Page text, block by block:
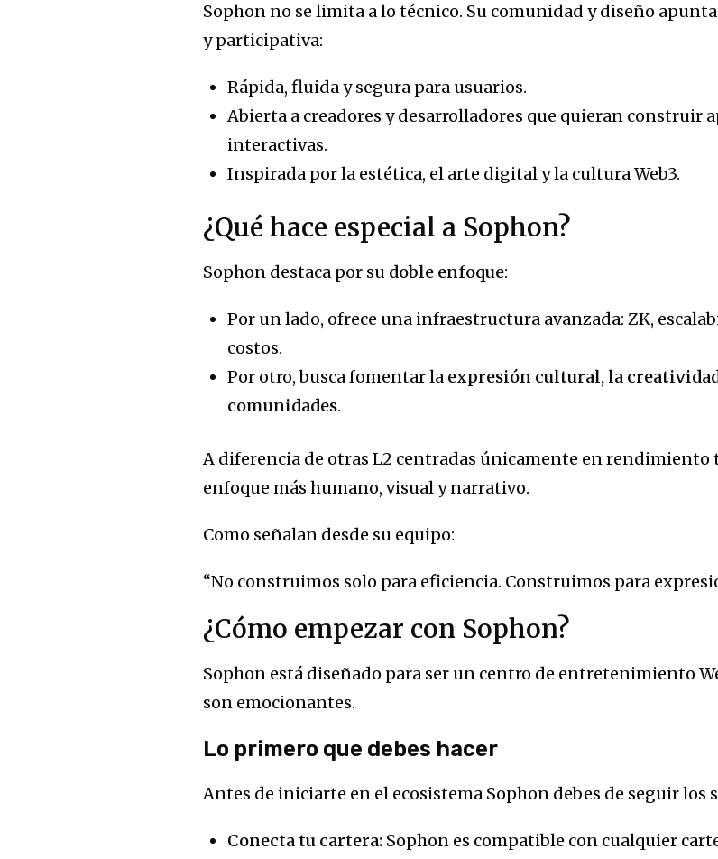
Sophon no se limita a lo técnico. Su comunidad y diseño
y participativa:
Rápida, fluida y segura para usuarios.
Abierta a creadores y desarrolladores que quieran construir
interactivas.
Inspirada por la estética, el arte digital y la cultura Web3.
¿Qué hace especial a Sophon?
Sophon destaca por su doble enfoque:
Por un lado, ofrece una infraestructura avanzada: ZK,
costos.
Por otro, busca fomentar la expresión cultural, la
comunidades.
A diferencia de otras L2 centradas únicamente en rendimiento
enfoque más humano, visual y narrativo.
Como señalan desde su equipo:
“No construimos solo para eficiencia. Construimos para
¿Cómo empezar con Sophon?
Sophon está diseñado para ser un centro de entretenimiento
son emocionantes.
Lo primero que debes hacer
Antes de iniciarte en el ecosistema Sophon debes de seguir los
Conecta tu cartera: Sophon es compatible con cualquier